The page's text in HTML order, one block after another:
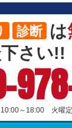
診断 は
さい!!
10:00～18:00 火曜